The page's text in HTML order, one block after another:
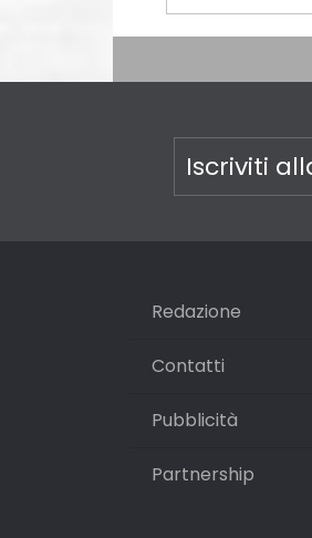
Iscriviti
Redazione
Contatti
Pubblicità
Partnership